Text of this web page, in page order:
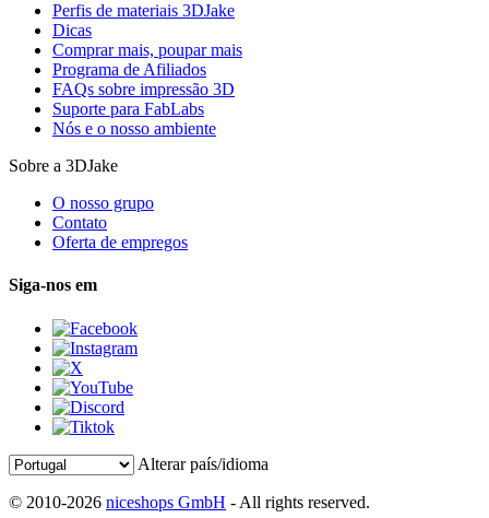
Perfis de materiais 3DJake
Dicas
Comprar mais, poupar mais
Programa de Afiliados
FAQs sobre impressão 3D
Suporte para FabLabs
Nós e o nosso ambiente
Sobre a 3DJake
O nosso grupo
Contato
Oferta de empregos
Siga-nos em
Alterar país/idioma
© 2010-2026 niceshops GmbH - All rights reserved.